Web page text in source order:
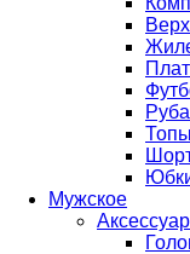
Мужское